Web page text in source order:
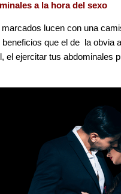
a la hora del sexo
lucen con una
que el de la obvia
el ejercitar tus abdominales